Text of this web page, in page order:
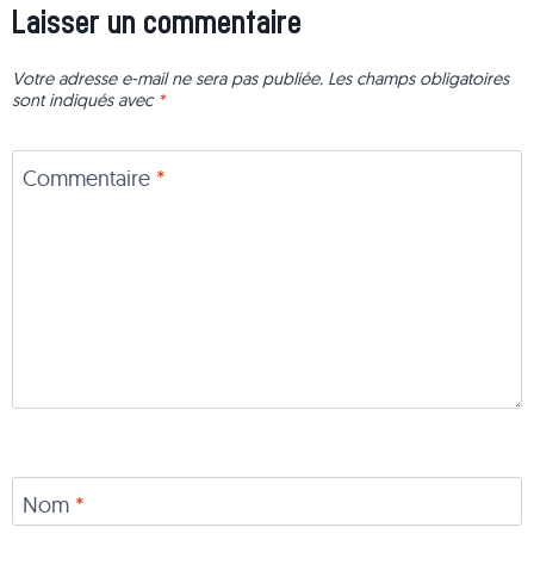
Laisser un commentaire
Votre adresse e-mail ne sera pas publiée. Les champs obligatoires
sont indiqués avec *
Commentaire *
Nom *